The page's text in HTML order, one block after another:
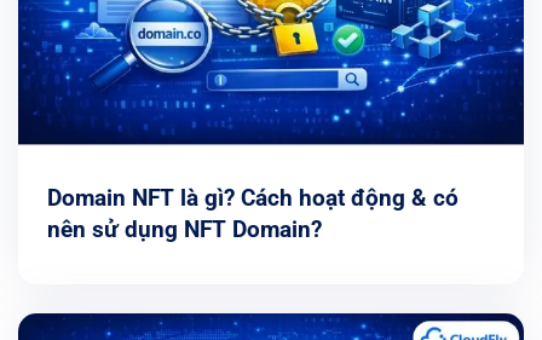
Domain NFT là gì? Cách hoạt động & có
nên sử dụng NFT Domain?